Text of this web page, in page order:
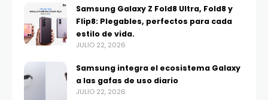
Samsung Galaxy Z Fold8 Ultra, Fold8 y
Flip8: Plegables, perfectos para cada
estilo de vida.
JULIO 22, 2026
Samsung integra el ecosistema Galaxy
a las gafas de uso diario
JULIO 22, 2026